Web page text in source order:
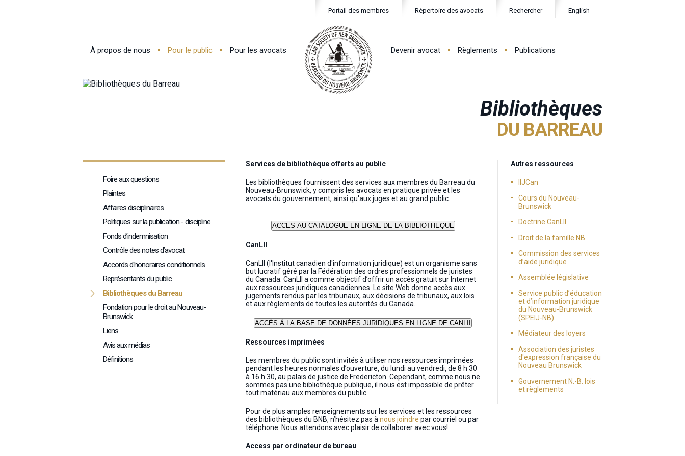
Portail des membres Répertoire des avocats Rechercher English
À propos de nous Pour le public Pour les avocats Devenir avocat Règlements Publications
Bibliothèques
DU BARREAU
Foire aux questions
Plaintes
Affaires disciplinaires
Politiques sur la publication - discipline
Fonds d’indemnisation
Contrôle des notes d’avocat
Accords d'honoraires conditionnels
Représentants du public
Bibliothèques du Barreau
Fondation pour le droit au Nouveau-
Brunswick
Liens
Avis aux médias
Définitions
Services de bibliothèque offerts au public
Les bibliothèques fournissent des services aux membres du Barreau du
Nouveau-Brunswick, y compris les avocats en pratique privée et les
avocats du gouvernement, ainsi qu'aux juges et au grand public.
CanLII
CanLII (l'Institut canadien d'information juridique) est un organisme sans
but lucratif géré par la Fédération des ordres professionnels de juristes
du Canada. CanLII a comme objectif d’offrir un accès gratuit sur Internet
aux ressources juridiques canadiennes. Le site Web donne accès aux
jugements rendus par les tribunaux, aux décisions de tribunaux, aux lois
et aux règlements de toutes les autorités du Canada.
Ressources imprimées
Les membres du public sont invités à utiliser nos ressources imprimées
pendant les heures normales d’ouverture, du lundi au vendredi, de 8 h 30
à 16 h 30, au palais de justice de Fredericton. Cependant, comme nous ne
sommes pas une bibliothèque publique, il nous est impossible de prêter
tout matériau aux membres du public.
Pour de plus amples renseignements sur les services et les ressources
des bibliothèques du BNB, n’hésitez pas à nous joindre par courriel ou par
téléphone. Nous attendons avec plaisir de collaborer avec vous!
Access par ordinateur de bureau
Autres ressources
IIJCan
Cours du Nouveau-
Brunswick
Doctrine CanLII
Droit de la famille NB
Commission des services
d’aide juridique
Assemblée législative
Service public d’éducation
et d’information juridique
du Nouveau-Brunswick
(SPEIJ-NB)
Médiateur des loyers
Association des juristes
d'expression française du
Nouveau Brunswick
Gouvernement N.-B. lois
et règlements